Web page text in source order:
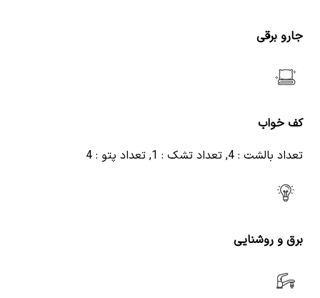
جارو برقی
کف خواب
تعداد بالشت : 4, تعداد تشک : 1, تعداد پتو : 4
برق و روشنایی